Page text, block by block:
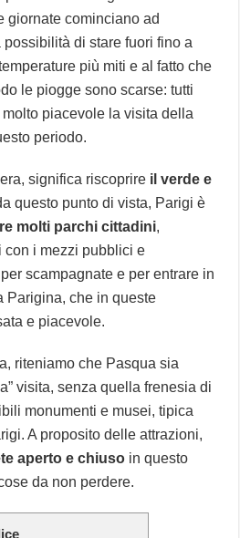
giornate cominciano ad
di stare fuori fino a
più miti e al fatto che
le piogge sono scarse: tutti
piacevole la visita della
periodo.
significa riscoprire il verde e
questo punto di vista, Parigi è
molti parchi cittadini,
i mezzi pubblici e
scampagnate e per entrare in
Parigina, che in queste
e piacevole.
riteniamo che Pasqua sia
visita, senza quella frenesia di
monumenti e musei, tipica
A proposito delle attrazioni,
aperto e chiuso in questo
da non perdere.